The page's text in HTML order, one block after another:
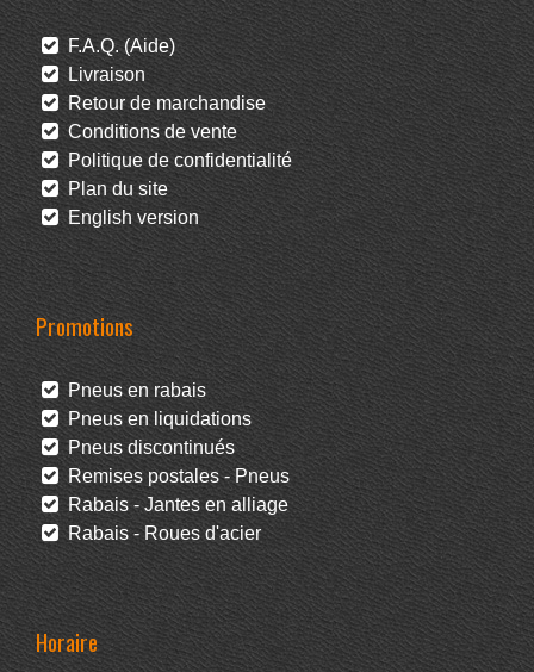
F.A.Q. (Aide)
Livraison
Retour de marchandise
Conditions de vente
Politique de confidentialité
Plan du site
English version
Promotions
Pneus en rabais
Pneus en liquidations
Pneus discontinués
Remises postales - Pneus
Rabais - Jantes en alliage
Rabais - Roues d'acier
Horaire